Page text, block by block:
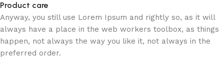
Product care
Anyway, you still use Lorem Ipsum and rightly so, as it will
always have a place in the web workers toolbox, as things
happen, not always the way you like it, not always in the
preferred order.